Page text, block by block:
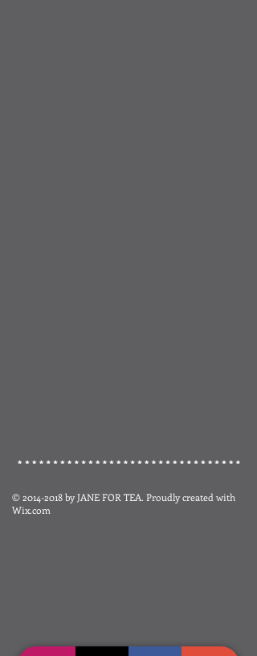
©2014-2018by JANE FOR TEA. Proudly created with
Wix.com